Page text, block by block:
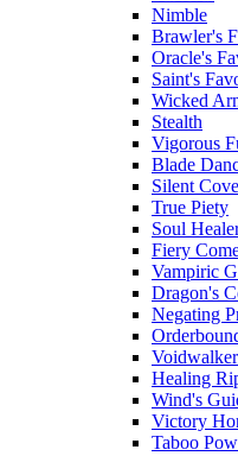
Nimble
Brawler's
Oracle's
Saint's
Wicked
Stealth
Vigorous
Blade
Silent
True Piety
Soul
Fiery
Vampiric
Dragon's
Negating
Healing
Wind's
Victory
Taboo